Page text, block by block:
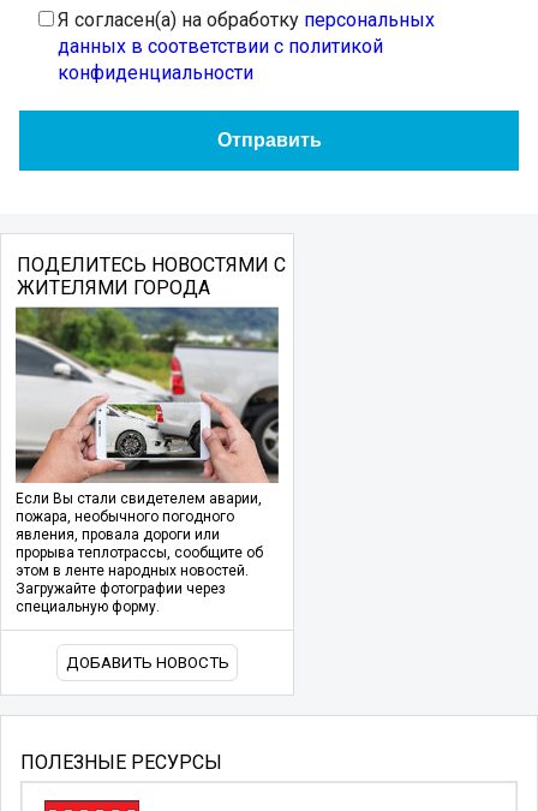
Я согласен(а) на обработку персональных
данных в соответствии с политикой
конфиденциальности
ПОДЕЛИТЕСЬ НОВОСТЯМИ С
ЖИТЕЛЯМИ ГОРОДА
Если Вы стали свидетелем аварии,
пожара, необычного погодного
явления, провала дороги или
прорыва теплотрассы, сообщите об
этом в ленте народных новостей.
Загружайте фотографии через
специальную форму.
ДОБАВИТЬ НОВОСТЬ
ПОЛЕЗНЫЕ РЕСУРСЫ